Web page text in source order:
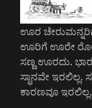
ಊರ ಚೇರುಮನ್ನರಿಗೆ
ಊರಿಗೆ ಊರೇ
ಸಣ್ಣ ಊರದು.
ಸ್ಥಾನವೇ
ಕಾರಣವೂ